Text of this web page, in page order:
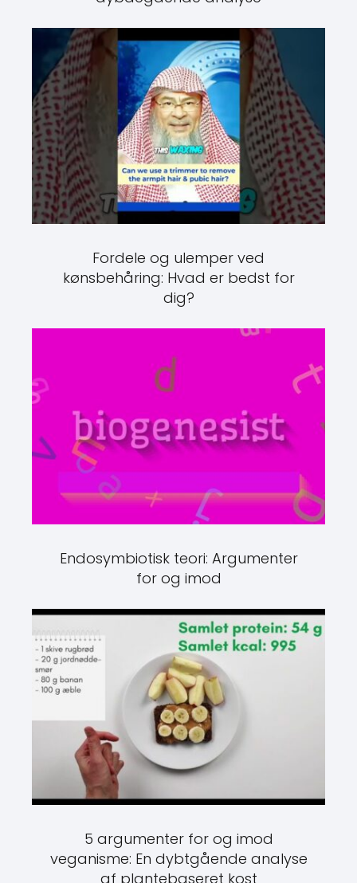
Fordele og ulemper ved
kønsbehåring: Hvad er bedst for
dig?
Endosymbiotisk teori: Argumenter
for og imod
5 argumenter for og imod
veganisme: En dybtgående analyse
af plantebaseret kost